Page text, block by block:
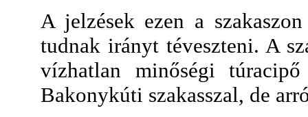
A jelzések ezen a
tudnak irányt téveszteni. A
vízhatlan minőségi
Bakonykúti szakasszal, de